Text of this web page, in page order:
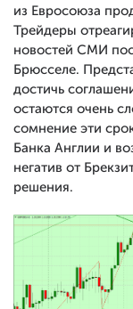
из Евросоюза
Трейдеры
новостей СМИ
Брюсселе.
достичь
остаются очень
сомнение эти
Банка Англии и
негатив от
решения.